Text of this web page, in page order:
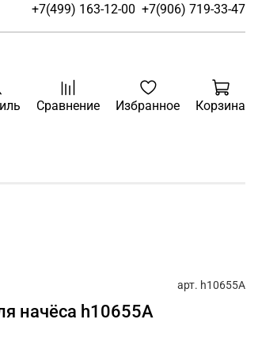
+7(499) 163-12-00 +7(906) 719-33-47
Сравнение Избранное Корзина
арт. h10655A
начёса h10655A